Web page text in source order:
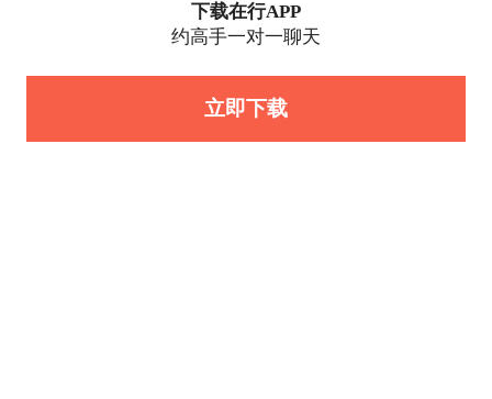
下载在行APP
约高手一对一聊天
立即下载